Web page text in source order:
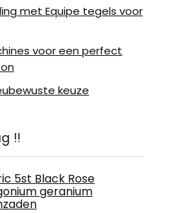
met Equipe tegels voor
voor een perfect
keuze
!!
5st Black Rose
geranium